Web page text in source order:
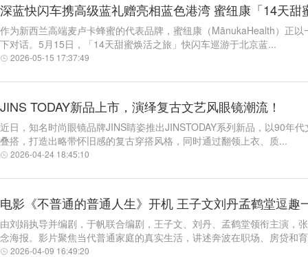
深蓝快闪车携高级蓝礼赠亮相蓝色港湾 蜜纽康「14天甜
作为新西兰高端麦卢卡蜂蜜的代表品牌，蜜纽康（MānukaHealth）正
下对话。5月15日，「14天甜蜜焕活之旅」快闪车巡游于北京蓝...
2026-05-15 17:37:49
JINS TODAY新品上市，演绎复古文艺风眼镜潮流！
近日，知名时尚眼镜品牌JINS睛姿推出JINSTODAY系列新品，以90年
叠搭，打造出略带怀旧感的复古穿搭风格，同时通过翻领上衣、质...
2026-04-24 18:45:10
电影《不普通的普通人生》开机 王子文刘丹孟鹤堂逗趣
由刘娟执导并编剧，于帆联合编剧，王子文、刘丹、孟鹤堂领衔主演，
念海报。影片聚焦当代普通家庭的真实生活，讲述奔波在职场、房贷和
2026-04-09 16:49:20